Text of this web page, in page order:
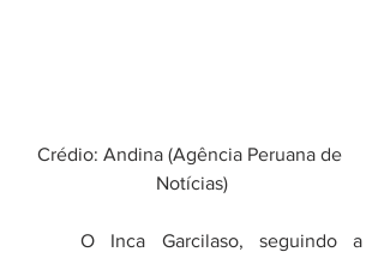
Crédio: Andina (Agência Peruana de
Notícias)
	O Inca Garcilaso, seguindo a